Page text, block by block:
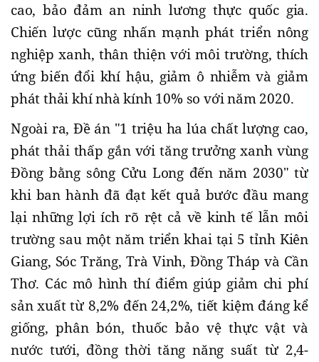
cao, bảo đảm an ninh lương thực quốc gia.
Chiến lược cũng nhấn mạnh phát triển nông
nghiệp xanh, thân thiện với môi trường, thích
ứng biến đổi khí hậu, giảm ô nhiễm và giảm
phát thải khí nhà kính 10% so với năm 2020.
Ngoài ra, Đề án "1 triệu ha lúa chất lượng cao,
phát thải thấp gắn với tăng trưởng xanh vùng
Đồng bằng sông Cửu Long đến năm 2030" từ
khi ban hành đã đạt kết quả bước đầu mang
lại những lợi ích rõ rệt cả về kinh tế lẫn môi
trường sau một năm triển khai tại 5 tỉnh Kiên
Giang, Sóc Trăng, Trà Vinh, Đồng Tháp và Cần
Thơ. Các mô hình thí điểm giúp giảm chi phí
sản xuất từ 8,2% đến 24,2%, tiết kiệm đáng kể
giống, phân bón, thuốc bảo vệ thực vật và
nước tưới, đồng thời tăng năng suất từ 2,4-